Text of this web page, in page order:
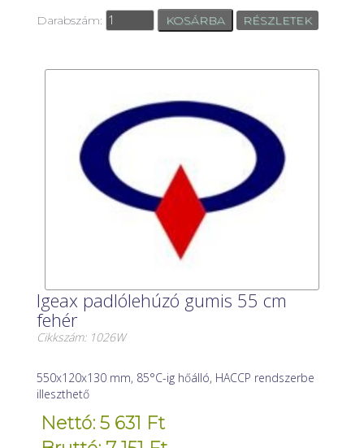
Darabszám: RÉSZLETEK
Igeax padlólehúzó gumis 55 cm
fehér
Cikkszám: 1026W
550x120x130 mm, 85°C-ig hőálló, HACCP rendszerbe
illeszthető
Nettó: 5 631 Ft